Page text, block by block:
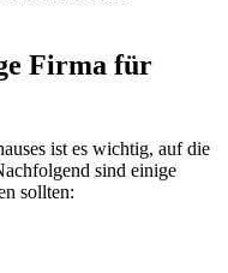
Firma für
ist es wichtig, auf die
sind einige
sollten: